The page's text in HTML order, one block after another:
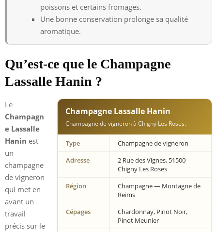
poissons et certains fromages.
Une bonne conservation prolonge sa qualité
aromatique.
Qu’est-ce que le Champagne
Lassalle Hanin ?
Champagne Lassalle Hanin
Champagne de vigneron à Chigny Les Roses.
Type
Champagne de vigneron
Adresse
2 Rue des Vignes, 51500
Chigny Les Roses
Région
Champagne — Montagne de
Reims
Cépages
Chardonnay, Pinot Noir,
Pinot Meunier
Le
Champagn
e Lassalle
Hanin est
un
champagne
de vigneron
qui met en
avant un
travail
précis sur le